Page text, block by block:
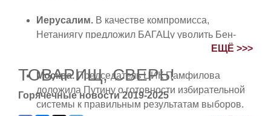
Иерусалим. В качестве компромисса,
Нетаниягу предложил БАГАЦу уволить Бен-
Гвира и назначить на его пост крокодила.
Москва. Председатель ЦИК Памфилова
доложила Путину о готовности избирательной
системы к правильным результатам выборов.
ЕЩЁ >>>
ТОВАРИЩ, СВЕРЬ!
Горячечные новости 2019-2025